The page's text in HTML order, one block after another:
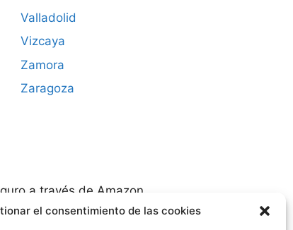
el consentimiento de las cookies
Valladolid
Vizcaya
Zamora
Zaragoza
a través de Amazon